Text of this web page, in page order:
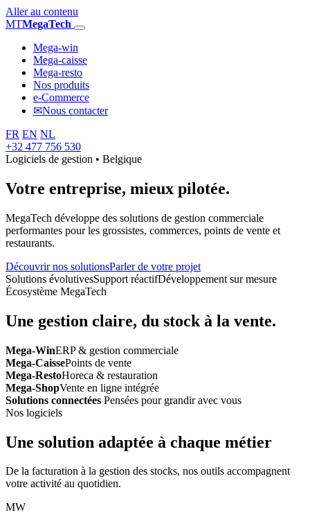
Aller au contenu
MTMegaTech
Mega-win
Mega-caisse
Mega-resto
Nos produits
e-Commerce
✉Nous contacter
FR EN NL
+32 477 756 530
Logiciels de gestion • Belgique
Votre entreprise, mieux pilotée.
MegaTech développe des solutions de gestion commerciale
performantes pour les grossistes, commerces, points de vente et
restaurants.
Découvrir nos solutionsParler de votre projet
Solutions évolutivesSupport réactifDéveloppement sur mesure
Écosystème MegaTech
Une gestion claire, du stock à la vente.
Mega-WinERP & gestion commerciale
Mega-CaissePoints de vente
Mega-RestoHoreca & restauration
Mega-ShopVente en ligne intégrée
Solutions connectées Pensées pour grandir avec vous
Nos logiciels
Une solution adaptée à chaque métier
De la facturation à la gestion des stocks, nos outils accompagnent
votre activité au quotidien.
MW